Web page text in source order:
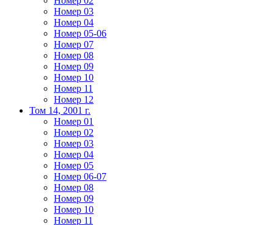
Номер 03
Номер 04
Номер 05-06
Номер 07
Номер 08
Номер 09
Номер 10
Номер 11
Номер 12
Том 14, 2001 г.
Номер 01
Номер 02
Номер 03
Номер 04
Номер 05
Номер 06-07
Номер 08
Номер 09
Номер 10
Номер 11